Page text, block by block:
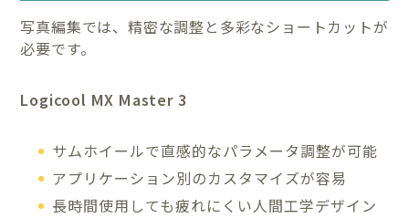
写真編集では、精密な調整と多彩なショートカットが
必要です。
Logicool MX Master 3
サムホイールで直感的なパラメータ調整が可能
アプリケーション別のカスタマイズが容易
長時間使用しても疲れにくい人間工学デザイン